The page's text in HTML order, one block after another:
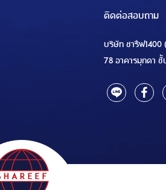
ติดต่อสอบถาม
บริษัท ชารีฟ1400
78 อาคารมุกดา ชั้